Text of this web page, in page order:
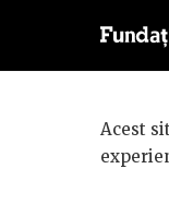
Scena 9
Acest